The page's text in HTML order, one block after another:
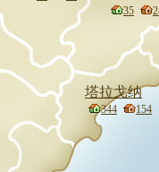
塔拉戈纳
344 154
35